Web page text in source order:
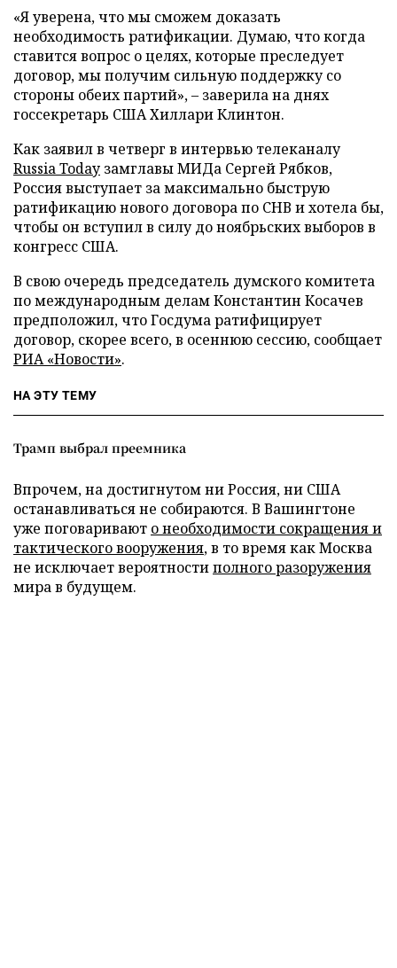
«Я уверена, что мы сможем доказать
необходимость ратификации. Думаю, что когда
ставится вопрос о целях, которые преследует
договор, мы получим сильную поддержку со
стороны обеих партий», – заверила на днях
госсекретарь США Хиллари Клинтон.
Как заявил в четверг в интервью телеканалу
Russia Today замглавы МИДа Сергей Рябков,
Россия выступает за максимально быструю
ратификацию нового договора по СНВ и хотела бы,
чтобы он вступил в силу до ноябрьских выборов в
конгресс США.
В свою очередь председатель думского комитета
по международным делам Константин Косачев
предположил, что Госдума ратифицирует
договор, скорее всего, в осеннюю сессию, сообщает
РИА «Новости».
НА ЭТУ ТЕМУ
Трамп выбрал преемника
Впрочем, на достигнутом ни Россия, ни США
останавливаться не собираются. В Вашингтоне
уже поговаривают о необходимости сокращения и
тактического вооружения, в то время как Москва
не исключает вероятностиполного разоружения
мира в будущем.